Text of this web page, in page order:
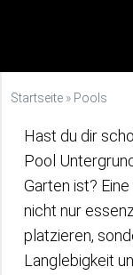
Startseite » Pools
Hast du dir
Pool
Garten ist?
nicht nur
platzieren,
Langlebigkeit